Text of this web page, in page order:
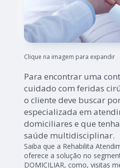
Clique na imagem para expandir
Para encontrar uma
cuidado com feridas
o cliente deve buscar
especializada em
domiciliares e que
saúde multidisciplinar.
Saiba que a Rehabilita
oferece a solução no
DOMICILIAR, como, visitas